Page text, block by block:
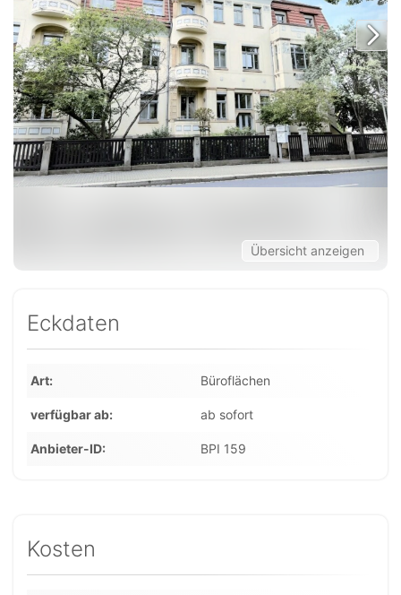
Übersicht anzeigen
Eckdaten
Art Büroflächen
verfügbar ab ab sofort
Anbieter-ID BPI 159
Kosten